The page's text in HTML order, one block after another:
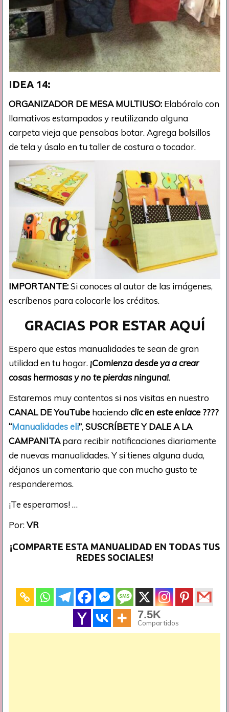
IDEA 14:
ORGANIZADOR DE MESA MULTIUSO: Elabóralo con
llamativos estampados y reutilizando alguna
carpeta vieja que pensabas botar. Agrega bolsillos
de tela y úsalo en tu taller de costura o tocador.
IMPORTANTE:Si conoces al autor de las imágenes,
escríbenos para colocarle los créditos.
GRACIAS POR ESTAR AQUÍ
Espero que estas manualidades te sean de gran
utilidad en tu hogar. ¡Comienza desde ya a crear
cosas hermosas y no te pierdas ninguna!.
Estaremos muy contentos si nos visitas en nuestro
CANAL DE YouTube haciendoclic en este enlace ????
“Manualidades eli”,SUSCRÍBETE Y DALE A LA
CAMPANITApara recibir notificaciones diariamente
de nuevas manualidades. Y si tienes alguna duda,
déjanos un comentario que con mucho gusto te
responderemos.
¡Te esperamos! …
Por:VR
¡COMPARTE ESTA MANUALIDAD EN TODAS TUS
REDES SOCIALES!
7.5K
Compartidos